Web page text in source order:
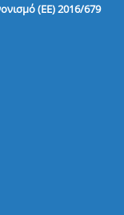
(ΕΕ) 2016/679